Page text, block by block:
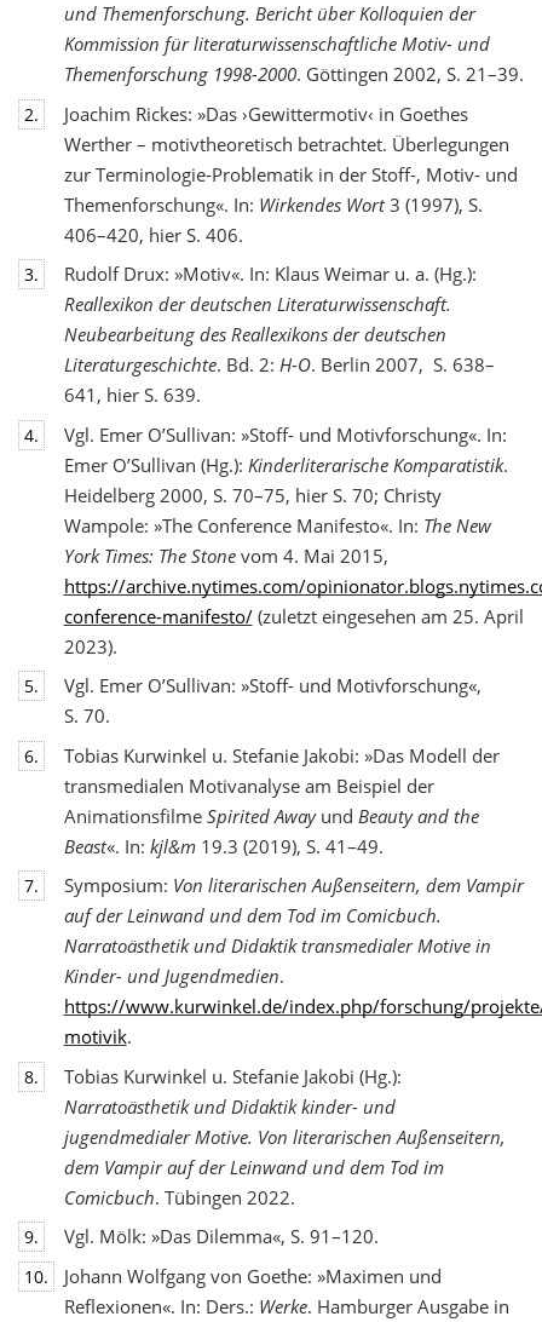
und Themenforschung. Bericht über Kolloquien der
Kommission für literaturwissenschaftliche Motiv- und
Themenforschung 1998-2000. Göttingen 2002, S. 21–39.
2.
Joachim Rickes: »Das ›Gewittermotiv‹ in Goethes
Werther – motivtheoretisch betrachtet. Überlegungen
zur Terminologie-Problematik in der Stoff-, Motiv- und
Themenforschung«. In: Wirkendes Wort3 (1997), S.
406–420, hier S. 406.
3.
Rudolf Drux: »Motiv«. In: Klaus Weimar u. a. (Hg.):
Reallexikon der deutschen Literaturwissenschaft.
Neubearbeitung des Reallexikons der deutschen
Literaturgeschichte. Bd. 2: H-O. Berlin 2007, S. 638–
641, hier S. 639.
4.
Vgl. Emer O’Sullivan: »Stoff- und Motivforschung«. In:
Emer O’Sullivan (Hg.): Kinderliterarische Komparatistik.
Heidelberg 2000, S. 70–75, hier S. 70; Christy
Wampole: »The Conference Manifesto«. In: The New
York Times: The Stonevom 4. Mai 2015,
https://archive.nytimes.com/
conference-manifesto/(zuletzt eingesehen am 25. April
2023).
5.
Vgl. Emer O’Sullivan: »Stoff- und Motivforschung«,
S. 70.
6.
Tobias Kurwinkel u. Stefanie Jakobi: »Das Modell der
transmedialen Motivanalyse am Beispiel der
Animationsfilme Spirited Awayund Beauty and the
Beast«. In: kjl&m19.3 (2019), S. 41–49.
7. Symposium: Von literarischen Außenseitern, dem Vampir
auf der Leinwand und dem Tod im Comicbuch.
Narratoästhetik und Didaktik transmedialer Motive in
Kinder- und Jugendmedien.
https://www.kurwinkel.de/index.php/forschung/
motivik.
8.
Tobias Kurwinkel u. Stefanie Jakobi (Hg.):
Narratoästhetik und Didaktik kinder- und
jugendmedialer Motive. Von literarischen Außenseitern,
dem Vampir auf der Leinwand und dem Tod im
Comicbuch. Tübingen 2022.
9. Vgl. Mölk: »Das Dilemma«, S. 91–120.
10.
Johann Wolfgang von Goethe: »Maximen und
Reflexionen«. In: Ders.: Werke. Hamburger Ausgabe in